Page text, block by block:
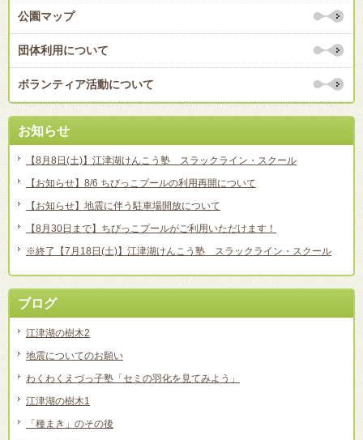
公園マップ
団体利用について
ボランティア活動について
お知らせ
【8月8日(土)】江津湖けんこう塾 スラックライン・スクール
【お知らせ】8/6 ちびっこプールの利用再開について
【お知らせ】地震に伴う駐車場開放について
【8月30日まで】ちびっこプールがご利用いただけます！
※終了【7月18日(土)】江津湖けんこう塾 スラックライン・スクール
ブログ
江津湖の樹木2
地震についてのお願い
わくわくえづっ子塾「セミの羽化を見てみよう」
江津湖の樹木1
「種まき」のその後